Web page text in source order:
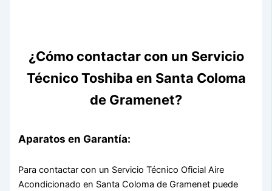
¿Cómo contactar con un Servicio
Técnico Toshiba en Santa Coloma
de Gramenet?
Aparatos en Garantía:
Para contactar con un Servicio Técnico Oficial Aire
Acondicionado en Santa Coloma de Gramenet puede